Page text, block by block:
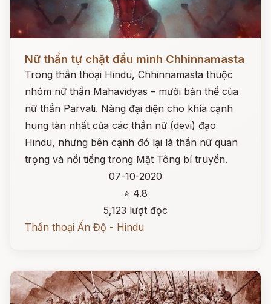
Nữ thần tự chặt đầu mình Chhinnamasta
Trong thần thoại Hindu, Chhinnamasta thuộc
nhóm nữ thần Mahavidyas – mười bản thể của
nữ thần Parvati. Nàng đại diện cho khía cạnh
hung tàn nhất của các thần nữ (devi) đạo
Hindu, nhưng bên cạnh đó lại là thần nữ quan
trọng và nổi tiếng trong Mật Tông bí truyền.
07-10-2020
⭐ 4.8
5,123 lượt đọc
Thần thoại Ấn Độ - Hindu